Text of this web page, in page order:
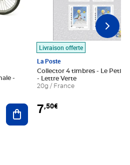
Ajouter au panier
Livraison offerte
La Poste
Collector 4 timbres - Le Petit
- Lettre Verte
20g / France
7,50€